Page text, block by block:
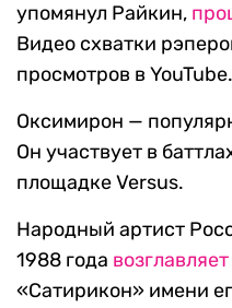
упомянул Райкин,
Видео схватки
просмотров в YouTube.
Оксимирон —
Он участвует в
площадке Versus.
Народный артист
1988 года возглавляет
«Сатирикон» имени